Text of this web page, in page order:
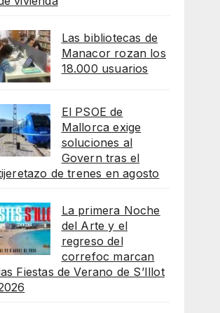
Las bibliotecas de
Manacor rozan los
18.000 usuarios
El PSOE de
Mallorca exige
soluciones al
Govern tras el
de trenes en agosto
La primera Noche
del Arte y el
regreso del
correfoc marcan
Fiestas de Verano de S’Illot